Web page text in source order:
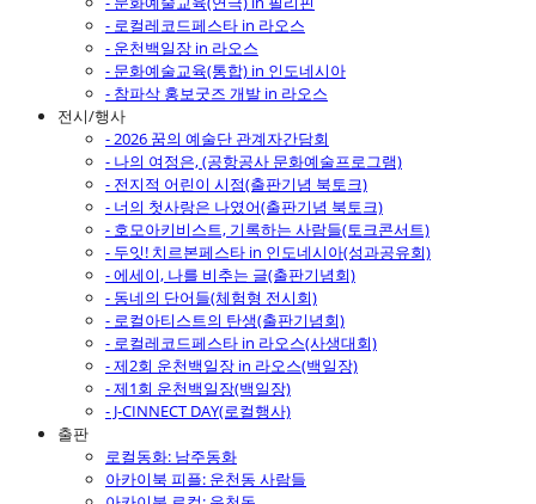
- 로컬레코드페스타 in 라오스
- 운천백일장 in 라오스
- 문화예술교육(통합) in 인도네시아
- 참파삭 홍보굿즈 개발 in 라오스
전시/행사
- 2026 꿈의 예술단 관계자간담회
- 나의 여정은, (공항공사 문화예술프로그램)
- 전지적 어린이 시점(출판기념 북토크)
- 너의 첫사랑은 나였어(출판기념 북토크)
- 호모아키비스트, 기록하는 사람들(토크콘서트)
- 두잇! 치르본페스타 in 인도네시아(성과공유회)
- 에세이, 나를 비추는 글(출판기념회)
- 동네의 단어들(체험형 전시회)
- 로컬아티스트의 탄생(출판기념회)
- 로컬레코드페스타 in 라오스(사생대회)
- 제2회 운천백일장 in 라오스(백일장)
- 제1회 운천백일장(백일장)
- J-CINNECT DAY(로컬행사)
출판
로컬동화: 남주동화
아카이북 피플: 운천동 사람들